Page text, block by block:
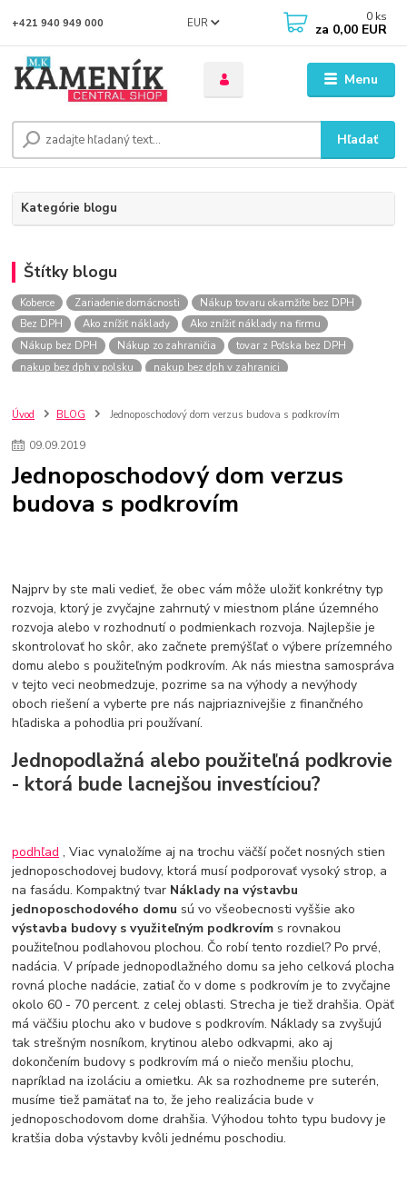
Menu
EUR
Hľadať
+421 940 949 000 0 ks
za 0,00 EUR
Kategórie blogu
Štítky blogu
Koberce Zariadenie domácnosti
Nákup tovaru okamžite bez DPH
Bez DPH
Ako znížiť náklady
Ako znížiť náklady na firmu
Nákup bez DPH
Nákup zo zahraničia
tovar z Poľska bez DPH
nakup bez dph v polsku
nakup bez dph v zahranici
nakupovanie na firmu bez dph
szco nakup bez dph
doplnky
zlaté doplnky
Drezové batérie
Umyvadlové batérie
Kuchynské batérie
Drez so zásuvko
Drezy Kuchynské drezy
Behúne
čalúnená textília
Poťahové látky
Poťahové látky na nábytok
Provence
Usporiadanie obývacej izby Nábytok Boxy a obedáre
Úvod BLOG Jednoposchodový dom verzus budova s podkrovím
09.09.2019
Jednoposchodový dom verzus
budova s podkrovím
Najprv by ste mali vedieť, že obec vám môže uložiť konkrétny typ
rozvoja, ktorý je zvyčajne zahrnutý v miestnom pláne územného
rozvoja alebo v rozhodnutí o podmienkach rozvoja. Najlepšie je
skontrolovať ho skôr, ako začnete premýšľať o výbere prízemného
domu alebo s použiteľným podkrovím. Ak nás miestna samospráva
v tejto veci neobmedzuje, pozrime sa na výhody a nevýhody
oboch riešení a vyberte pre nás najpriaznivejšie z finančného
hľadiska a pohodlia pri používaní.
Jednopodlažná alebo použiteľná podkrovie
- ktorá bude lacnejšou investíciou?
podhľad , Viac vynaložíme aj na trochu väčší počet nosných stien
jednoposchodovej budovy, ktorá musí podporovať vysoký strop, a
na fasádu. Kompaktný tvar Náklady na výstavbu
jednoposchodového domu sú vo všeobecnosti vyššie ako
výstavba budovy s využiteľným podkrovím s rovnakou
použiteľnou podlahovou plochou. Čo robí tento rozdiel? Po prvé,
nadácia. V prípade jednopodlažného domu sa jeho celková plocha
rovná ploche nadácie, zatiaľ čo v dome s podkrovím je to zvyčajne
okolo 60 - 70 percent. z celej oblasti. Strecha je tiež drahšia. Opäť
má väčšiu plochu ako v budove s podkrovím. Náklady sa zvyšujú
tak strešným nosníkom, krytinou alebo odkvapmi, ako aj
dokončením budovy s podkrovím má o niečo menšiu plochu,
napríklad na izoláciu a omietku. Ak sa rozhodneme pre suterén,
musíme tiež pamätať na to, že jeho realizácia bude v
jednoposchodovom dome drahšia. Výhodou tohto typu budovy je
kratšia doba výstavby kvôli jednému poschodiu.